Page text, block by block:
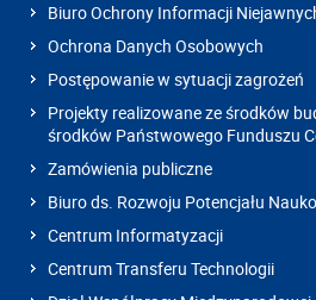
Biuro Ochrony Informacji
Ochrona Danych Osobowych
Postępowanie w sytuacji zagrożeń
Projekty realizowane ze środków
środków Państwowego Funduszu
Zamówienia publiczne
Biuro ds. Rozwoju Potencjału
Centrum Informatyzacji
Centrum Transferu Technologii